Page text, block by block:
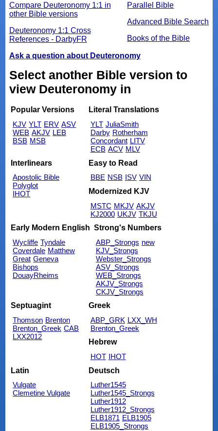
Parallel Bible
Advanced Bible Search
Books of the Bible
Compare Deuteronomy 1:1 in
other Bible versions
Deuteronomy 1:1 Cross
References - DarbyFR
Ask a question about Deuteronomy
Select another Bible version to
view Deuteronomy in
Popular Versions
KJV YLT ERV ASV
WEB AKJV LEB
BSB MSB
Literal Translations
YLT JuliaSmith
Darby Rotherham
Concordant LITV
ECB ACV MLV
Interlinears
Apostolic Bible
Polyglot
IHOT
Easy to Read
BBE NSB ISV VIN
Modernized KJV
MSTC MKJV AKJV
KJ2000 UKJV TKJU
Early Modern English
Wycliffe Tyndale
Coverdale Matthew
Great Geneva
Bishops
DouayRheims
Strong's Numbers
ABP_Strongs new
KJV_Strongs
Webster_Strongs
ASV_Strongs
WEB_Strongs
AKJV_Strongs
CKJV_Strongs
Septuagint
Thomson Brenton
Brenton_Greek CAB
LXX2012
Greek
ABP_GRK LXX_WH
Brenton_Greek
Hebrew
HOT IHOT
Latin
Vulgate
Clemetine Vulgate
Deutsch
Luther1545
Luther1545_Strongs
Luther1912
Luther1912_Strongs
ELB1871 ELB1905
ELB1905_Strongs